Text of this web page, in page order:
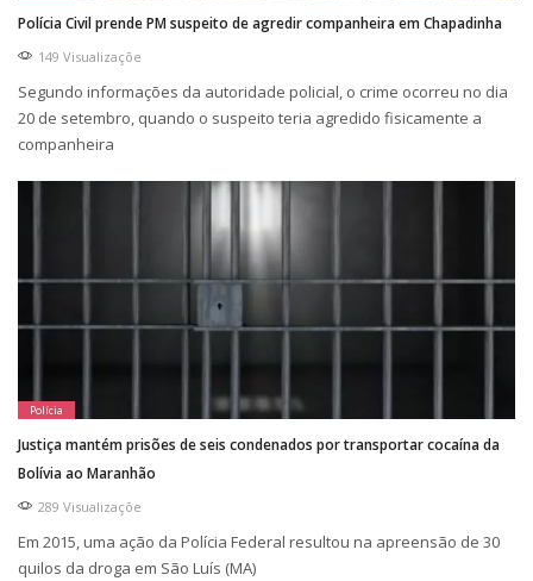
Polícia Civil prende PM suspeito de agredir companheira em Chapadinha
149 Visualizaçõe
Segundo informações da autoridade policial, o crime ocorreu no dia
20 de setembro, quando o suspeito teria agredido fisicamente a
companheira
Polícia
Justiça mantém prisões de seis condenados por transportar cocaína da
Bolívia ao Maranhão
289 Visualizaçõe
Em 2015, uma ação da Polícia Federal resultou na apreensão de 30
quilos da droga em São Luís (MA)